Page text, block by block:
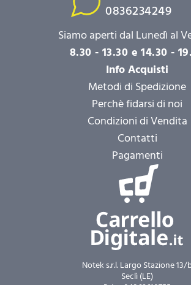
0836234249
Siamo aperti dal Lunedì al
8.30 - 13.30 e 14.30 -
Info Acquisti
Metodi di Spedizione
Perchè fidarsi di noi
Condizioni di Vendita
Contatti
Pagamenti
Notek s.r.l. Largo Stazione 13/
Seclì (LE)